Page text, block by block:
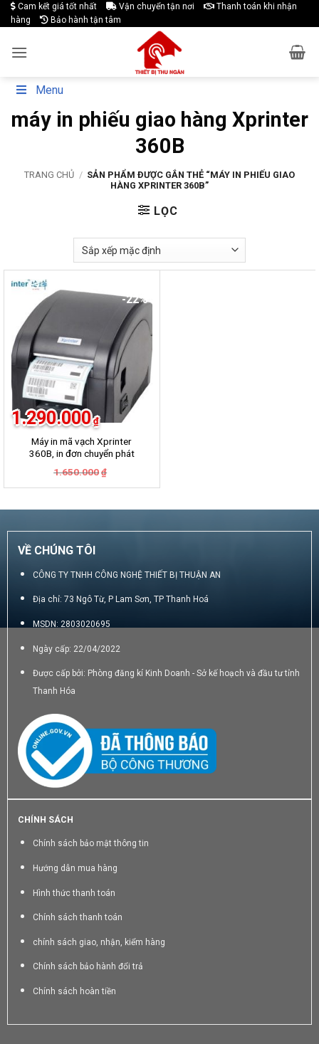
Skip
to
Cam kết giá tốt nhất Vận chuyển tận nơi
Thanh toán khi nhận
hàng
Bảo hành tận tâm
Menu
máy in phiếu giao hàng Xprinter
360B
TRANG CHỦ / SẢN PHẨM ĐƯỢC GẮN THẺ “MÁY IN PHIẾU GIAO
HÀNG XPRINTER 360B”
LỌC
-22%
Máy in mã vạch Xprinter
360B, in đơn chuyển phát
VNpost, Best, J&T
1.650.000 ₫
là:
1.290.000 ₫
tại
1.290.000₫.
VỀ CHÚNG TÔI
CÔNG TY TNHH CÔNG NGHỆ THIẾT BỊ THUẬN AN
Địa chỉ: 73 Ngô Từ, P Lam Sơn, TP Thanh Hoá
MSDN: 2803020695
Ngày cấp: 22/04/2022
Được cấp bởi: Phòng đăng kí Kinh Doanh - Sở kế hoạch và đầu tư tỉnh
Thanh Hóa
CHÍNH SÁCH
Chính sách bảo mật thông tin
Hướng dẫn mua hàng
Hình thức thanh toán
Chính sách thanh toán
chính sách giao, nhận, kiểm hàng
Chính sách bảo hành đổi trả
Chính sách hoàn tiền